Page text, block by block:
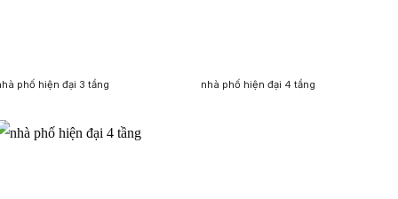
phố hiện đại 3 tầng nhà phố hiện đại 4 tầng